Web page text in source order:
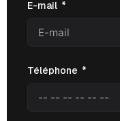
E-mail
Téléphone